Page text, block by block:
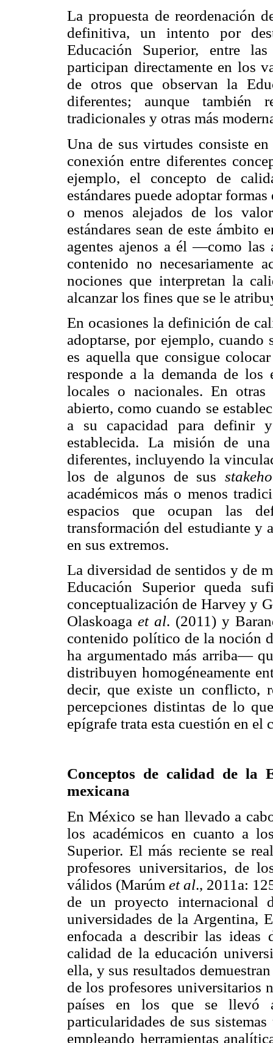
La propuesta de reordenación
definitiva, un intento por
Educación Superior, entre
participan directamente en los
de otros que observan la
diferentes; aunque también
tradicionales y otras más
Una de sus virtudes consiste
conexión entre diferentes
ejemplo, el concepto de
estándares puede adoptar
o menos alejados de los
estándares sean de este ámbito
agentes ajenos a él —como las
contenido no necesariamente
nociones que interpretan la
alcanzar los fines que se le
En ocasiones la definición de
adoptarse, por ejemplo, cuando
es aquella que consigue
responde a la demanda de los
locales o nacionales. En
abierto, como cuando se
a su capacidad para definir
establecida. La misión de
diferentes, incluyendo la
los de algunos de sus
académicos más o menos
espacios que ocupan las
transformación del estudiante y
en sus extremos.
La diversidad de sentidos y de
Educación Superior queda
conceptualización de Harvey y
Olaskoagaet al. (2011) y
contenido político de la noción
ha argumentado más arriba—
distribuyen homogéneamente
decir, que existe un conflicto,
percepciones distintas de lo
epígrafe trata esta cuestión en
Conceptos de calidad de la
mexicana
En México se han llevado a
los académicos en cuanto a
Superior. El más reciente se
profesores universitarios, de
válidos (Marúmet al., 2011a:
de un proyecto internacional
universidades de la Argentina,
enfocada a describir las ideas
calidad de la educación
ella, y sus resultados
de los profesores universitarios
países en los que se
particularidades de sus
empleando herramientas